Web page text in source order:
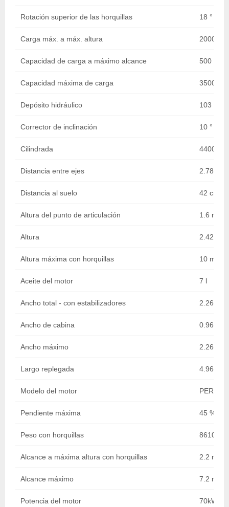
Rotación superior de las horquillas 18 °
Carga máx. a máx. altura 2000 kg
Capacidad de carga a máximo alcance 500 kg
Capacidad máxima de carga 3500 kg
Depósito hidráulico 103 l
Corrector de inclinación 10 °
Cilindrada 4400
Distancia entre ejes 2.78 m
Distancia al suelo 42 cm
Altura del punto de articulación 1.6 m
Altura 2.42 m
Altura máxima con horquillas 10 m
Aceite del motor 7 l
Ancho total - con estabilizadores 2.26 m
Ancho de cabina 0.96 m
Ancho máximo 2.26 m
Largo replegada 4.96 m
Modelo del motor
Pendiente máxima 45 %
Peso con horquillas 8610 kg
Alcance a máxima altura con horquillas 2.2 m
Alcance máximo 7.2 m
Potencia del motor 70kW